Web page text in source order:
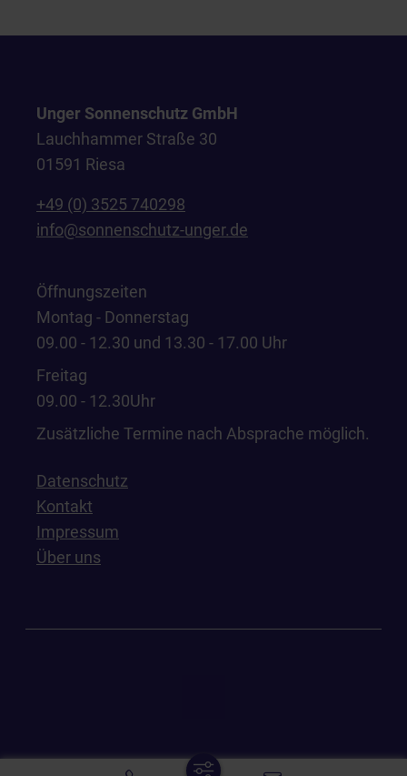
Unger Sonnenschutz GmbH
Lauchhammer Straße 30
01591 Riesa
+49 (0) 3525 740298
info@sonnenschutz-unger.de
Öffnungszeiten
Montag - Donnerstag
09.00 - 12.30 und 13.30 - 17.00 Uhr
Freitag
09.00 - 12.30Uhr
Zusätzliche Termine nach Absprache möglich.
Datenschutz
Kontakt
Impressum
Über uns